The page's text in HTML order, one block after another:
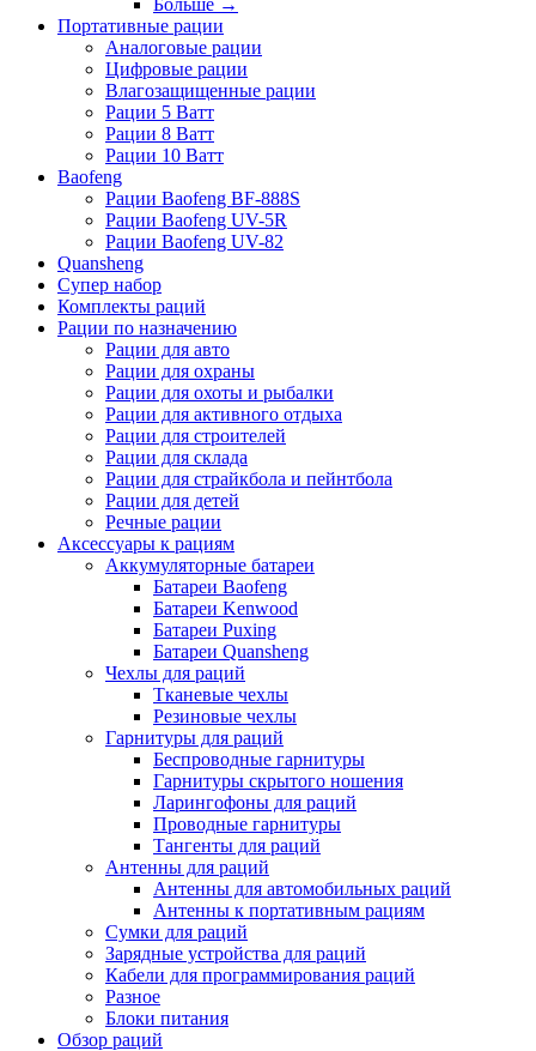
Больше →
Портативные рации
Аналоговые рации
Цифровые рации
Влагозащищенные рации
Рации 5 Ватт
Рации 8 Ватт
Рации 10 Ватт
Baofeng
Рации Baofeng BF-888S
Рации Baofeng UV-5R
Рации Baofeng UV-82
Quansheng
Супер набор
Комплекты раций
Рации по назначению
Рации для авто
Рации для охраны
Рации для охоты и рыбалки
Рации для активного отдыха
Рации для строителей
Рации для склада
Рации для страйкбола и пейнтбола
Рации для детей
Речные рации
Аксессуары к рациям
Аккумуляторные батареи
Батареи Baofeng
Батареи Kenwood
Батареи Puxing
Батареи Quansheng
Чехлы для раций
Тканевые чехлы
Резиновые чехлы
Гарнитуры для раций
Беспроводные гарнитуры
Гарнитуры скрытого ношения
Ларингофоны для раций
Проводные гарнитуры
Тангенты для раций
Антенны для раций
Антенны для автомобильных раций
Антенны к портативным рациям
Сумки для раций
Зарядные устройства для раций
Кабели для программирования раций
Разное
Блоки питания
Обзор раций